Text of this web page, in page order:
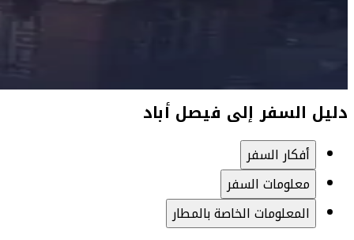
دليل السفر إلى فيصل أباد
أفكار السفر
معلومات السفر
المعلومات الخاصة بالمطار